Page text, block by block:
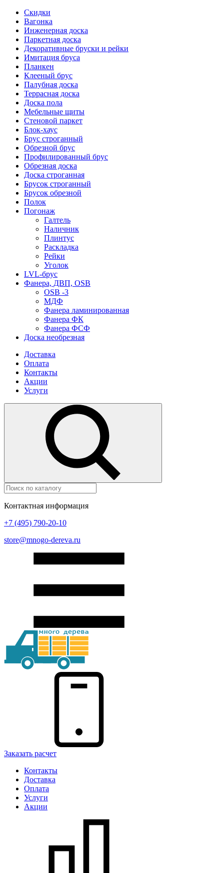
Скидки
Вагонка
Инженерная доска
Паркетная доска
Декоративные бруски и рейки
Имитация бруса
Планкен
Клееный брус
Палубная доска
Террасная доска
Доска пола
Мебельные щиты
Стеновой паркет
Блок-хаус
Брус строганный
Обрезной брус
Профилированный брус
Обрезная доска
Доска строганная
Брусок строганный
Брусок обрезной
Полок
Погонаж
Галтель
Наличник
Плинтус
Раскладка
Рейки
Уголок
LVL-брус
Фанера, ДВП, OSB
OSB -3
МДФ
Фанера ламинированная
Фанера ФК
Фанера ФСФ
Доска необрезная
Доставка
Оплата
Контакты
Акции
Услуги
Контактная информация
+7 (495) 790-20-10
store@mnogo-dereva.ru
Заказать расчет
Контакты
Доставка
Оплата
Услуги
Акции